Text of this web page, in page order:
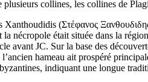
plusieurs collines, les collines de
Xanthoudidis (Στέφανος
la nécropole était située dans la
avant JC. Sur la base des
hameau ait prospéré
indiquant une longue